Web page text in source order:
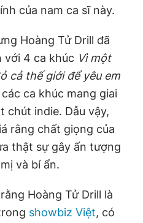
của nam ca sĩ này.
Hoàng Tử Drill đã
với 4 ca khúc Vì một
cả thế giới để yêu em
ca khúc mang giai
chút indie. Dẫu vậy,
rằng chất giọng của
thật sự gây ấn tượng
và bí ẩn.
Hoàng Tử Drill là
showbiz Việt, có